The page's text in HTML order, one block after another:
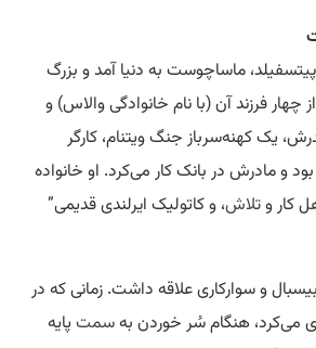
ماساچوست به دنیا آمد و بزرگ
چهار فرزند آن (با نام خانوادگی والاس) و
یک کهنه‌سرباز جنگ ویتنام، کارگر
و مادرش در بانک کار می‌کرد. او خانواده
کار وتلاش، و کاتولیک ایرلندی قدیمی”
و سوارکاری علاقه داشت. زمانی که در
می‌کرد، هنگام سُر خوردن بهسمتپایه